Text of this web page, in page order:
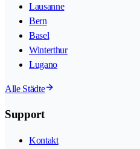
Lausanne
Bern
Basel
Winterthur
Lugano
Alle Städte
Support
Kontakt